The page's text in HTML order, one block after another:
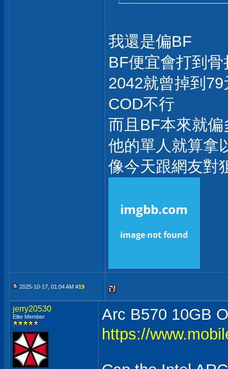
我還是偏BF
BF便宜會打到骨
2042就曾掉到79
COD不行
而且BF本來就偏
他的單人就算拿
像今天跟網友對
2025-10-17, 01:04 AM #19
jerry20530
Elite Member
Arc B570 10GB
https://